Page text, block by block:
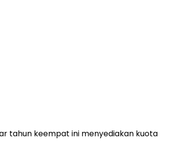
tahun keempat ini menyediakan kuota